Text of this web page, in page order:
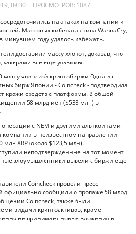
09:30 ПРОСМОТРОВ: 1087
на атаках на компании и
Массовых кибератак типа WannaCry,
минувшем году удалось избежать.
доставили массу хлопот, доказав, что
все еще уязвимы.
млн у японской криптобиржи Одна из
бирж Японии - Coincheck - подтвердила
кражи средств с платформы. В общей
58 млрд иен ($533 млн) в
с NEM и другими альткоинами,
компании в неизвестном направлении
XRP (около $123,5 млн).
неподтвержденные на тот момент
злоумышленники вывели с биржи еще
Coincheck провели пресс-
официально сообщили о пропаже 58 млрд
Coincheck, также были
видами криптоактивов, кроме
не принимает новые вложения в